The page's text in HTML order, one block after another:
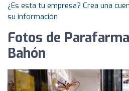
¿Es esta tu empresa? Crea una
su información
Fotos de
Bahón